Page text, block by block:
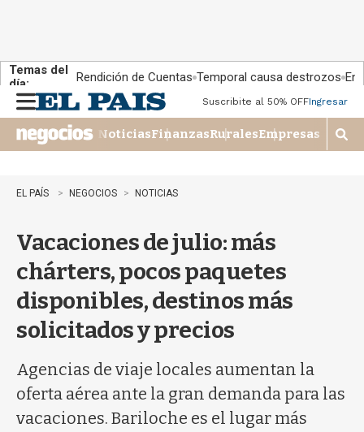
Temas del
día:
Rendición de Cuentas Temporal causa destrozos En
n
u
Suscribite al 50% OFFIngresar
NoticiasFinanzasRuralesEmpresas
M
o
EL PAÍS NEGOCIOS NOTICIAS
Vacaciones de julio: más
chárters, pocos paquetes
disponibles, destinos más
solicitados y precios
Agencias de viaje locales aumentan la
oferta aérea ante la gran demanda para las
vacaciones. Bariloche es el lugar más